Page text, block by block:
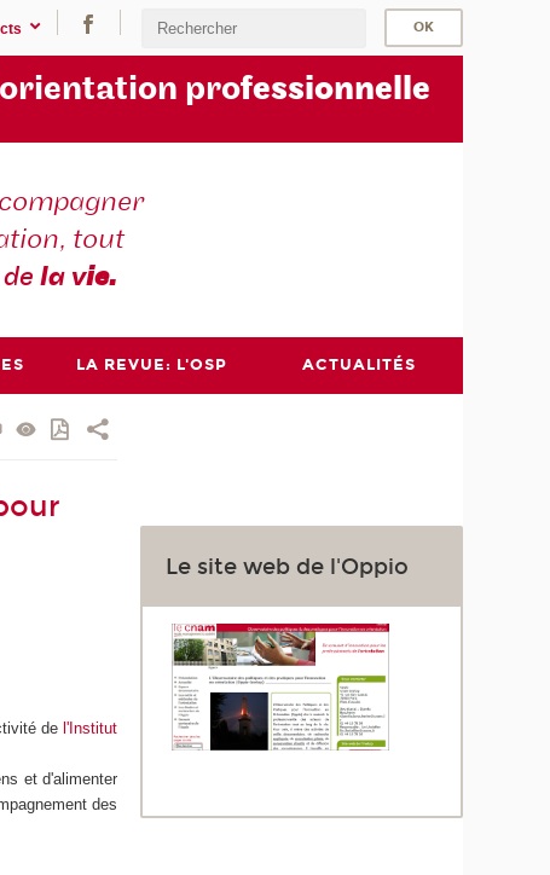
orientation professionnelle
tout
dela vie.
LA REVUE: L'OSP ACTUALITÉS
de l'Institut
et d'alimenter
des
Le site web de l'Oppio